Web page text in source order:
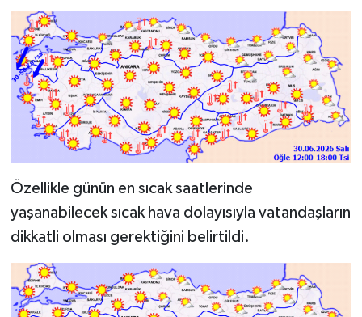
Özellikle günün en sıcak saatlerinde
yaşanabilecek sıcak hava dolayısıyla vatandaşların
dikkatli olması gerektiğini belirtildi.